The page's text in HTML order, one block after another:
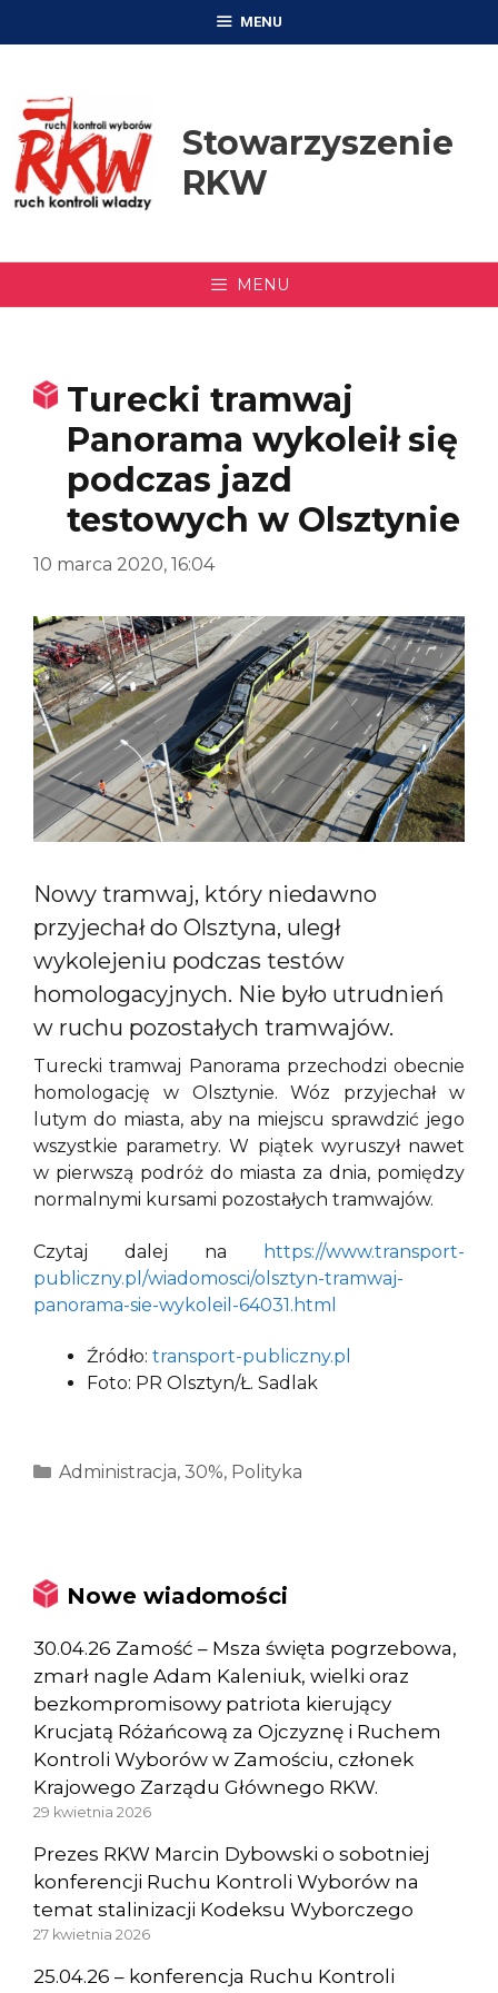
MENU
Stowarzyszenie
RKW
MENU
Turecki tramwaj
Panorama wykoleił się
podczas jazd
testowych w Olsztynie
10 marca 2020, 16:04
Nowy tramwaj, który niedawno
przyjechał do Olsztyna, uległ
wykolejeniu podczas testów
homologacyjnych. Nie było utrudnień
w ruchu pozostałych tramwajów.
Turecki tramwaj Panorama przechodzi obecnie
homologację w Olsztynie. Wóz przyjechał w
lutym do miasta, aby na miejscu sprawdzić jego
wszystkie parametry. W piątek wyruszył nawet
w pierwszą podróż do miasta za dnia, pomiędzy
normalnymi kursami pozostałych tramwajów.
Czytaj dalej na
https://www.transport-
publiczny.pl/wiadomosci/olsztyn-tramwaj-
panorama-sie-wykoleil-64031.html
Źródło: transport-publiczny.pl
Foto: PR Olsztyn/Ł. Sadlak
Kategorie
Administracja, 30%, Polityka
Nowe wiadomości
30.04.26 Zamość – Msza święta pogrzebowa,
zmarł nagle Adam Kaleniuk, wielki oraz
bezkompromisowy patriota kierujący
Krucjatą Różańcową za Ojczyznę i Ruchem
Kontroli Wyborów w Zamościu, członek
Krajowego Zarządu Głównego RKW.
29 kwietnia 2026
Prezes RKW Marcin Dybowski o sobotniej
konferencji Ruchu Kontroli Wyborów na
temat stalinizacji Kodeksu Wyborczego
27 kwietnia 2026
25.04.26 – konferencja Ruchu Kontroli